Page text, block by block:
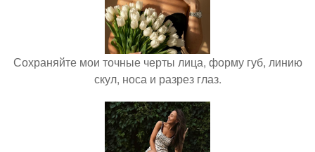
Сохраняйте мои точные черты лица, форму губ, линию
скул, носа и разрез глаз.